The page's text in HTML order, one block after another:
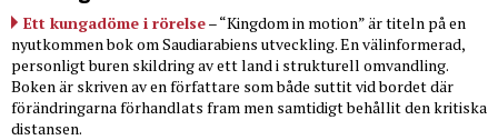
Ett kungadöme i rörelse– “Kingdom in motion” är titeln på en
nyutkommen bok om Saudiarabiens utveckling. En välinformerad,
personligt buren skildring av ett land i strukturell omvandling.
Boken är skriven av en författare som både suttit vid bordet där
förändringarna förhandlats fram men samtidigt behållit den kritiska
distansen.